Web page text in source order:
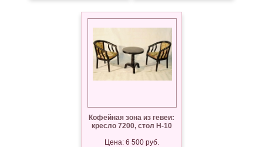
Кофейная зона из гевеи:
кресло 7200, стол Н-10
Цена: 6 500 руб.